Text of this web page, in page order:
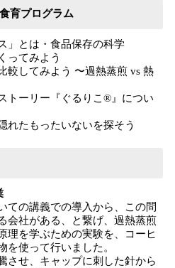
育プログラム
」とは・食品保存の科学
ってみよう
較してみよう 〜過熱蒸煎 vs 熱
トーリー『ぐるりこ®』につい
れたもったいないを探そう
ての講義での導入から、この問
会社がある、と繋げ、過熱蒸煎
理を学ぶための実験を、コーヒ
を使って行いました。
せ、キャップに刺した針から